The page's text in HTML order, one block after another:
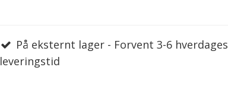
På eksternt lager - Forvent 3-6 hverdages
leveringstid